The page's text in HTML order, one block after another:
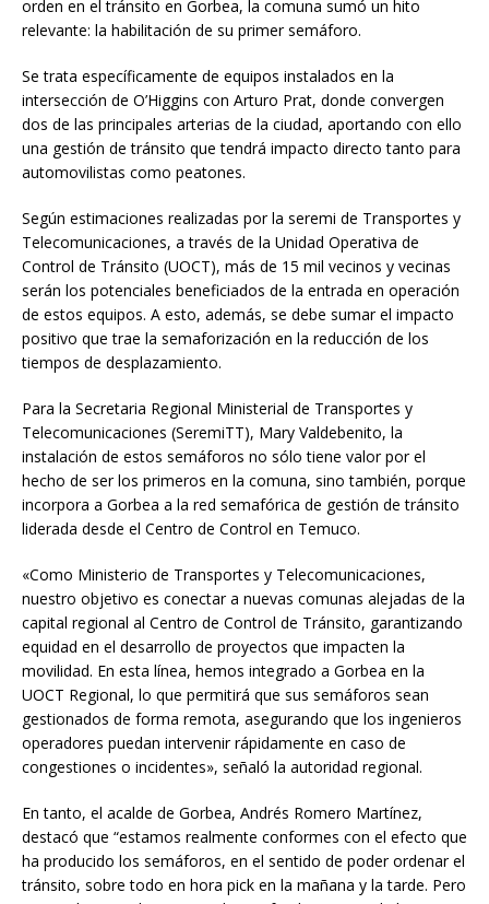
orden en el tránsito en Gorbea, la comuna sumó un hito
relevante: la habilitación de su primer semáforo.
Se trata específicamente de equipos instalados en la
intersección de O’Higgins con Arturo Prat, donde convergen
dos de las principales arterias de la ciudad, aportando con ello
una gestión de tránsito que tendrá impacto directo tanto para
automovilistas como peatones.
Según estimaciones realizadas por la seremi de Transportes y
Telecomunicaciones, a través de la Unidad Operativa de
Control de Tránsito (UOCT), más de 15 mil vecinos y vecinas
serán los potenciales beneficiados de la entrada en operación
de estos equipos. A esto, además, se debe sumar el impacto
positivo que trae la semaforización en la reducción de los
tiempos de desplazamiento.
Para la Secretaria Regional Ministerial de Transportes y
Telecomunicaciones (SeremiTT), Mary Valdebenito, la
instalación de estos semáforos no sólo tiene valor por el
hecho de ser los primeros en la comuna, sino también, porque
incorpora a Gorbea a la red semafórica de gestión de tránsito
liderada desde el Centro de Control en Temuco.
«Como Ministerio de Transportes y Telecomunicaciones,
nuestro objetivo es conectar a nuevas comunas alejadas de la
capital regional al Centro de Control de Tránsito, garantizando
equidad en el desarrollo de proyectos que impacten la
movilidad. En esta línea, hemos integrado a Gorbea en la
UOCT Regional, lo que permitirá que sus semáforos sean
gestionados de forma remota, asegurando que los ingenieros
operadores puedan intervenir rápidamente en caso de
congestiones o incidentes», señaló la autoridad regional.
En tanto, el acalde de Gorbea, Andrés Romero Martínez,
destacó que “estamos realmente conformes con el efecto que
ha producido los semáforos, en el sentido de poder ordenar el
tránsito, sobre todo en hora pick en la mañana y la tarde. Pero